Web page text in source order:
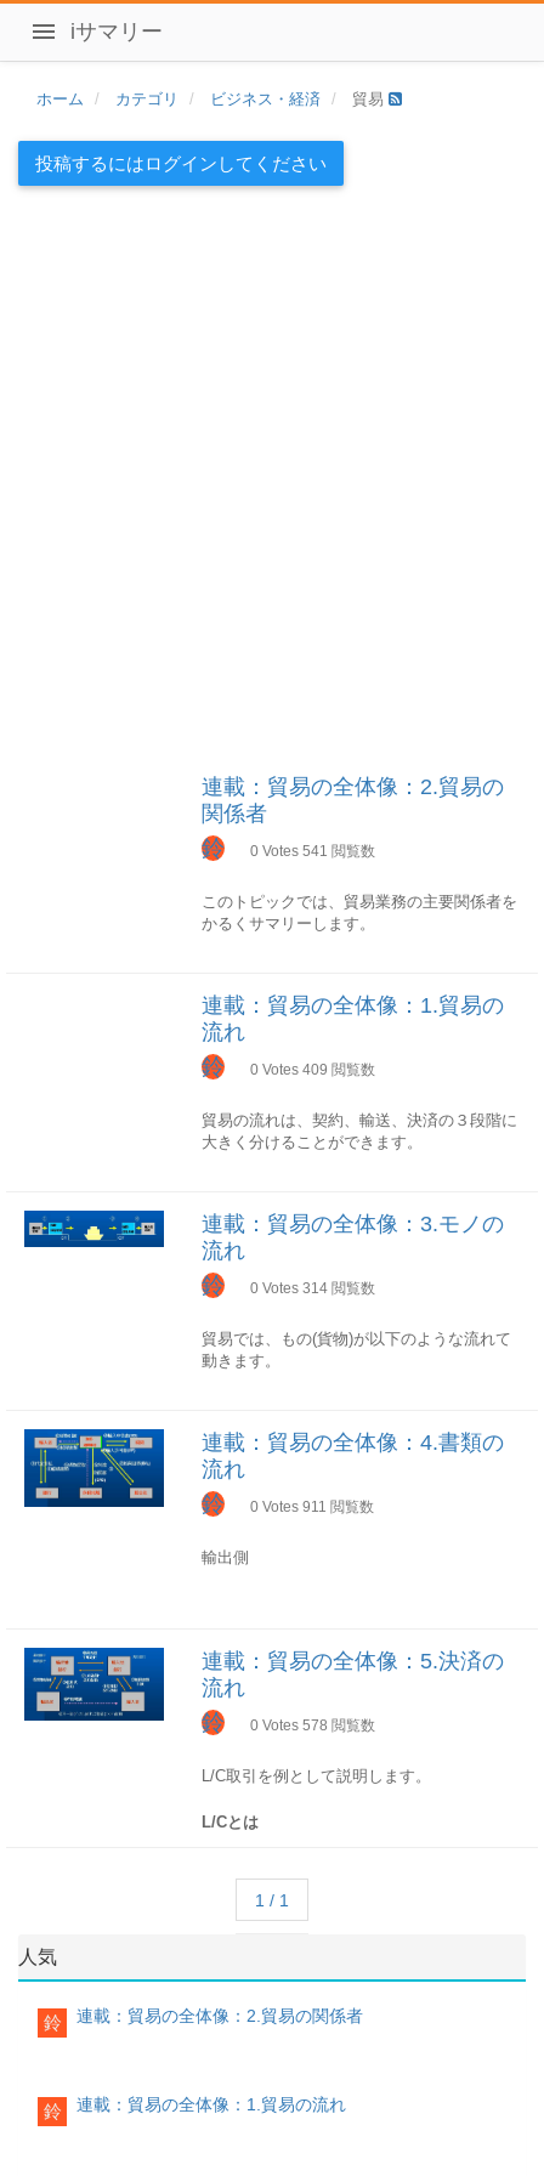
iサマリー
ホーム カテゴリ ビジネス・経済 貿易
投稿するにはログインしてください
連載：貿易の全体像：2.貿易の
関係者
鈴 0 Votes 541 閲覧数
このトピックでは、貿易業務の主要関係者を
かるくサマリーします。
場面：決済、信用状 商社
場面：業務代行、信用保証、取引先探し 保
険会社
場面： 海上保険、ＦＯＢ保険、ＰＬ保険 通
関業者
場面：海上・航空輸送 税関
場面：出国・入国審査、関税納付
連載：貿易の全体像：1.貿易の
流れ
鈴 0 Votes 409 閲覧数
貿易の流れは、契約、輸送、決済の３段階に
大きく分けることができます。
取引先探し → 信用調査 → 契約締結輸送段
階
船腹予約(Booking) → 保税地域へ貨物搬入 →
輸出通関 → 船積み → 水切り→ 保税地域へ
貨物搬入 → 輸入通関 →貨物搬出 → 納品先
買取依頼 → 決済(輸入者)
船荷証券入手 → 決済
連載：貿易の全体像：3.モノの
流れ
鈴 0 Votes 314 閲覧数
貿易では、もの(貨物)が以下のような流れて
動きます。
輸出者の貨物を輸出地保税地域へ搬入(輸出
通関後)輸出地保税地域から本船へ、ガント
リークレーンで積込み本船からカントリーク
レーンで荷揚げし、輸入地保税地域で搬入
品先へ搬入
連載：貿易の全体像：4.書類の
流れ
鈴 0 Votes 911 閲覧数
輸出側
輸出者は船積依頼書を作成し、海貨・通関業
者へ貨物の通関と船積を依頼海貨・通関業者
は、税関に輸出申告書を提出、輸出許可書を
入手海貨・通関業者はコンテナヤードに貨物
を搬入し、ドックレシートを入手船積完了
トを提出、船会社から船荷証券を入手海貨・
書類を輸出者に渡す輸出者は買取依頼書、船
輸入者は銀行に代金を支払い、船積書類を入
手輸入者は海貨・通関業者に船積書類を引き
渡し、貨物の引取りを依頼海貨・通関業者は
し、輸入許可書を入手海貨・通関業者は荷渡
指図書と引き換えに保税地域から貨物を引取
連載：貿易の全体像：5.決済の
流れ
鈴 0 Votes 578 閲覧数
L/C取引を例として説明します。
L/Cとは
applicant)の依頼により、輸入地の銀行 (発行
銀行＝Issuing Bank)が発行した書類で、船積
ことを約束のことです。
輸出者 → 発行銀行が支払いを約束するの
流れ
1 / 1
人気
鈴 連載：貿易の全体像：2.貿易の関係者
鈴 連載：貿易の全体像：1.貿易の流れ